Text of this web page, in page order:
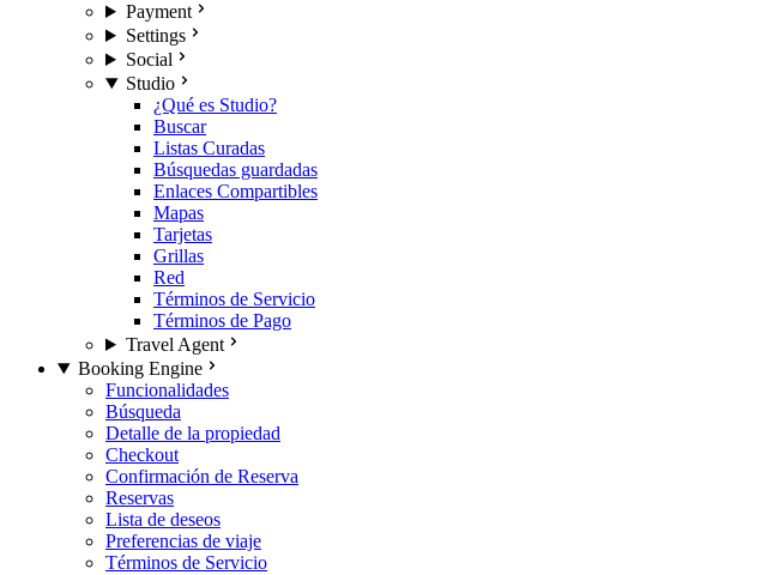
Payment
Settings
Social
Studio
¿Qué es Studio?
Buscar
Listas Curadas
Búsquedas guardadas
Enlaces Compartibles
Mapas
Tarjetas
Grillas
Red
Términos de Servicio
Términos de Pago
Travel Agent
Booking Engine
Funcionalidades
Búsqueda
Detalle de la propiedad
Checkout
Confirmación de Reserva
Reservas
Lista de deseos
Preferencias de viaje
Términos de Servicio